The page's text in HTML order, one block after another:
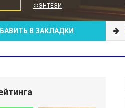
ФЭНТЕЗИ
В ЗАКЛАДКИ